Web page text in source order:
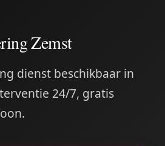
Zemst
dienst beschikbaar in
24/7, gratis